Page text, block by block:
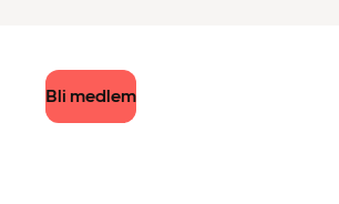
Bli medlem